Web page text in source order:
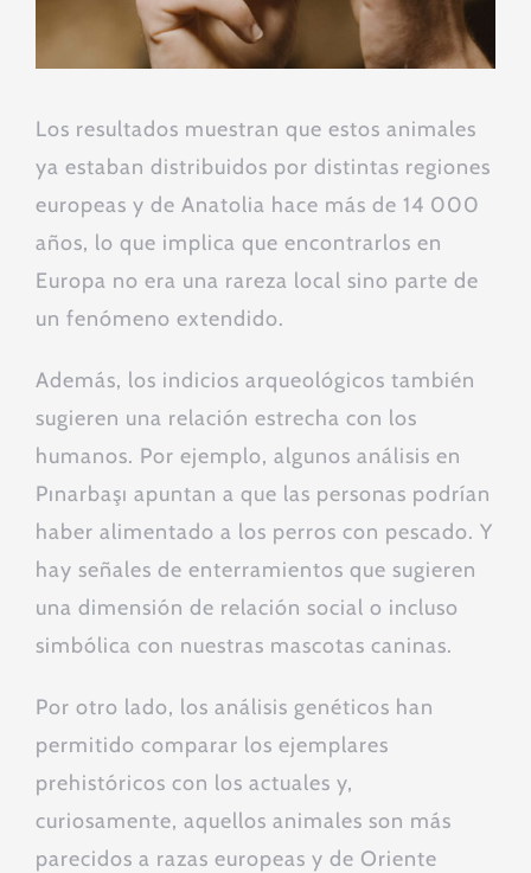
Los resultados muestran que estos animales
ya estaban distribuidos por distintas regiones
europeas y de Anatolia hace más de 14 000
años, lo que implica que encontrarlos en
Europa no era una rareza local sino parte de
un fenómeno extendido.
Además, los indicios arqueológicos también
sugieren una relación estrecha con los
humanos. Por ejemplo, algunos análisis en
Pınarbaşı apuntan a que las personas podrían
haber alimentado a los perros con pescado. Y
hay señales de enterramientos que sugieren
una dimensión de relación social o incluso
simbólica con nuestras mascotas caninas.
Por otro lado, los análisis genéticos han
permitido comparar los ejemplares
prehistóricos con los actuales y,
curiosamente, aquellos animales son más
parecidos a razas europeas y de Oriente